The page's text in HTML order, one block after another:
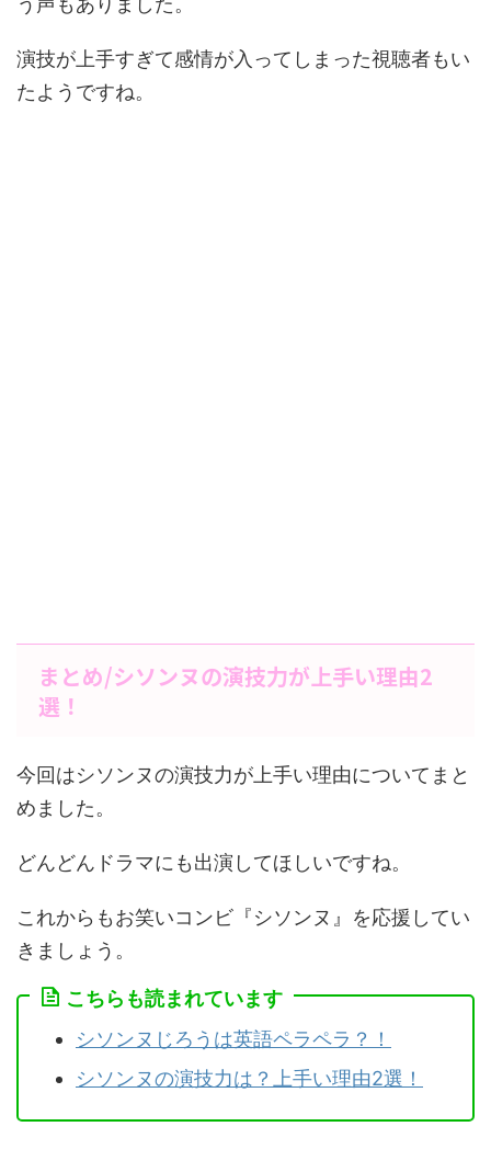
演技が上手すぎて感情が入ってしまった視聴者もい
たようですね。
まとめ/シソンヌの演技力が上手い理由2
選！
今回はシソンヌの演技力が上手い理由についてまと
めました。
どんどんドラマにも出演してほしいですね。
これからもお笑いコンビ『シソンヌ』を応援してい
きましょう。
こちらも読まれています
シソンヌじろうは英語ペラペラ？！
シソンヌの演技力は？上手い理由2選！